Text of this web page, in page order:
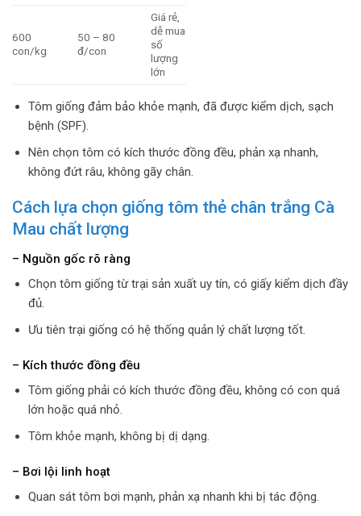
600
con/kg
50 – 80
đ/con
Giá rẻ,
dễ mua
số
lượng
lớn
Tôm giống đảm bảo khỏe mạnh, đã được kiểm dịch, sạch
bệnh (SPF).
Nên chọn tôm có kích thước đồng đều, phản xạ nhanh,
không đứt râu, không gãy chân.
Cách lựa chọn giống tôm thẻ chân trắng Cà
Mau chất lượng
– Nguồn gốc rõ ràng
Chọn tôm giống từ trại sản xuất uy tín, có giấy kiểm dịch đầy
đủ.
Ưu tiên trại giống có hệ thống quản lý chất lượng tốt.
– Kích thước đồng đều
Tôm giống phải có kích thước đồng đều, không có con quá
lớn hoặc quá nhỏ.
Tôm khỏe mạnh, không bị dị dạng.
– Bơi lội linh hoạt
Quan sát tôm bơi mạnh, phản xạ nhanh khi bị tác động.